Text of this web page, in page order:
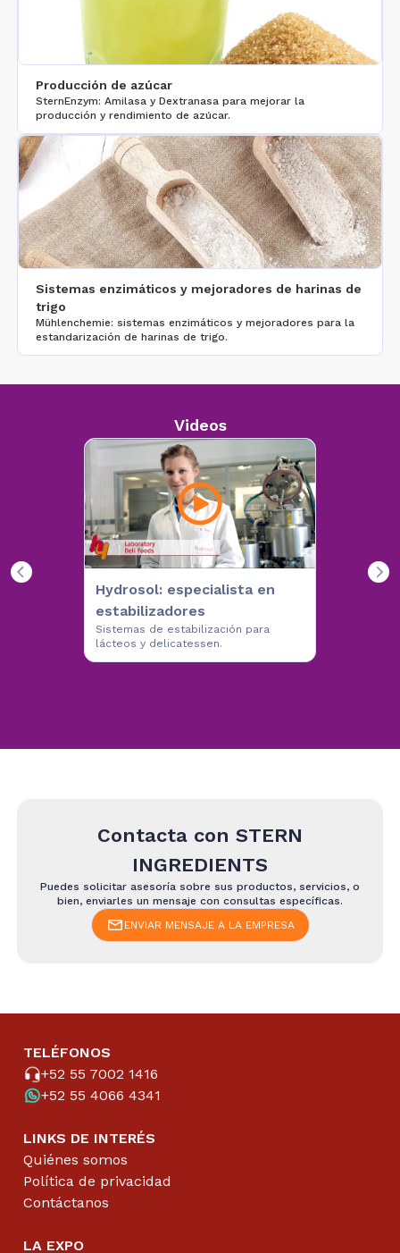
Producción de azúcar
SternEnzym: Amilasa y Dextranasa para mejorar la
producción y rendimiento de azúcar.
Sistemas enzimáticos y mejoradores de harinas de
trigo
Mühlenchemie: sistemas enzimáticos y mejoradores para la
estandarización de harinas de trigo.
Videos
Hydrosol: especialista en
estabilizadores
Sistemas de estabilización para
lácteos y delicatessen.
Contacta con STERN
INGREDIENTS
Puedes solicitar asesoría sobre sus productos, servicios, o
bien, enviarles un mensaje con consultas específicas.
ENVIAR MENSAJE A LA EMPRESA
TELÉFONOS
+52 55 7002 1416
+52 55 4066 4341
LINKS DE INTERÉS
Quiénes somos
Política de privacidad
Contáctanos
LA EXPO